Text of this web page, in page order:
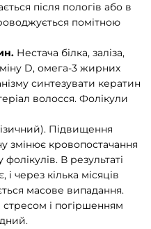
після пологів або в
помітною
Нестача білка, заліза,
D, омега-3 жирних
синтезувати кератин
волосся. Фолікули
Підвищення
змінює кровопостачання
В результаті
через кілька місяців
масове випадання.
і погіршенням